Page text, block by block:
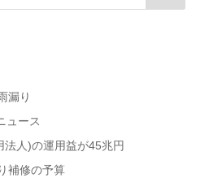
漏り
ュース
人)の運用益が45兆円
補修の予算